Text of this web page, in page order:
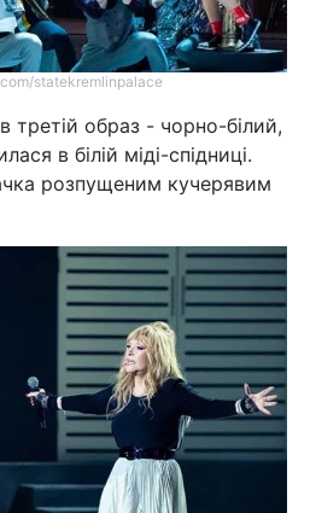
statekremlinpalace
образ - чорно-білий,
в білій міді-спідниці.
розпущеним кучерявим